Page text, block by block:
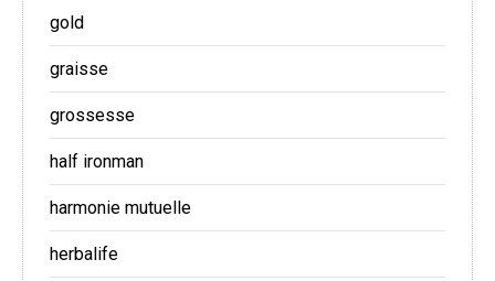
gold
graisse
grossesse
half ironman
harmonie mutuelle
herbalife